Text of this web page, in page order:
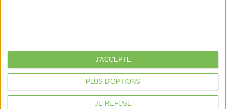
PLUS D'OPTIONS
JE REFUSE
J'ACCEPTE
Je sécurise mon activité
À la une
Violette la comptable
Déclaration Impôt sur le Revenu